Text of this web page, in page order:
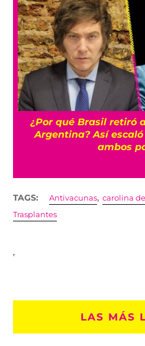
¿Por qué Brasil retiró
Argentina? Así
ambos
TAGS: Antivacunas,carolina
Trasplantes
LAS MÁS